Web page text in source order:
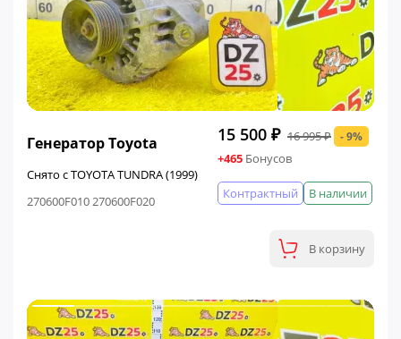
Генератор Toyota
Снято с TOYOTA TUNDRA (1999)
270600F010 270600F020
15 500 ₽ 16 995 ₽ - 9%
+465 Бонусов
В наличии
Контрактный
В корзину